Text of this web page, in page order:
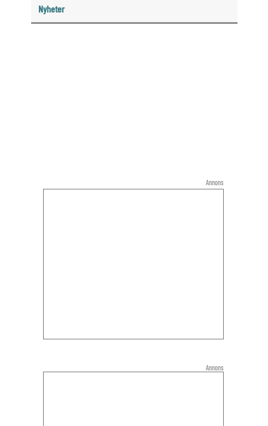
Nyheter
Annons
Annons